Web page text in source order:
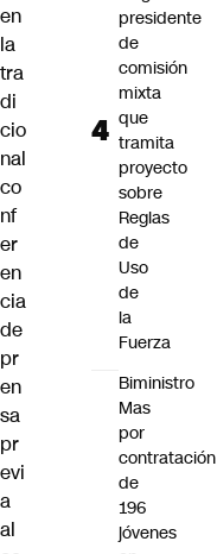
en
la
tra
di
cio
nal
co
nf
er
en
cia
de
pr
en
sa
pr
evi
a
al
presidente
de
comisión
mixta
que
tramita
proyecto
sobre
Reglas
de
Uso
de
la
Fuerza
Biministro
Mas
por
contratación
de
196
jóvenes